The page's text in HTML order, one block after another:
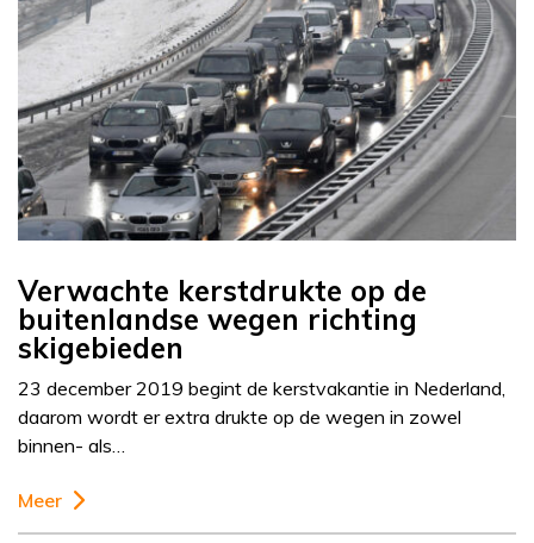
Verwachte kerstdrukte op de
buitenlandse wegen richting
skigebieden
23 december 2019 begint de kerstvakantie in Nederland,
daarom wordt er extra drukte op de wegen in zowel
binnen- als…
Meer